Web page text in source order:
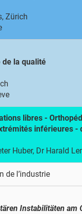
Zürich
de la qualité
libres -
inférieures -
Huber, Dr Harald
de l’industrie
Instabilitäten am